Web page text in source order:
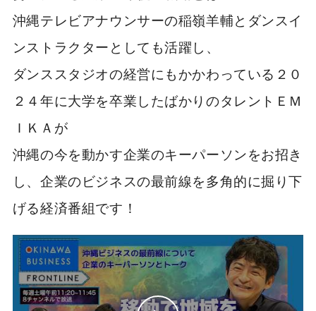
沖縄テレビアナウンサーの稲嶺羊輔とダンスイ
ンストラクターとしても活躍し、
ダンススタジオの経営にもかかわっている２０
２４年に大学を卒業したばかりのタレントＥＭ
ＩＫＡが
沖縄の今を動かす企業のキーパーソンをお招き
し、企業のビジネスの最前線を多角的に掘り下
げる経済番組です！